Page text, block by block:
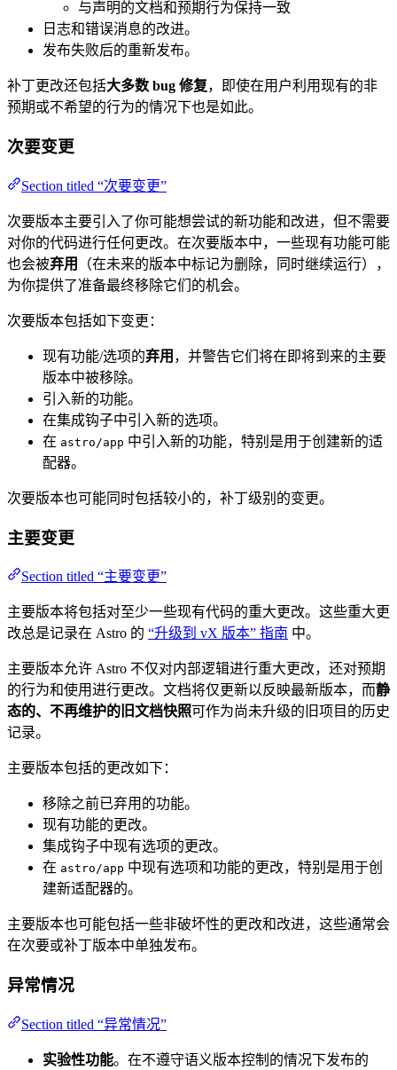
与声明的文档和预期行为保持一致
日志和错误消息的改进。
发布失败后的重新发布。
补丁更改还包括大多数 bug 修复，即使在用户利用现有的非
预期或不希望的行为的情况下也是如此。
次要变更
Section titled “次要变更”
次要版本主要引入了你可能想尝试的新功能和改进，但不需要
对你的代码进行任何更改。在次要版本中，一些现有功能可能
也会被弃用
（在未来的版本中标记为删除，同时继续运行），
为你提供了准备最终移除它们的机会。
次要版本包括如下变更：
现有功能/选项的弃用 ，并警告它们将在即将到来的主要
版本中被移除。
引入新的功能。
在集成钩子中引入新的选项。
在 astro/app 中引入新的功能，特别是用于创建新的适
配器。
次要版本也可能同时包括较小的，补丁级别的变更。
主要变更
Section titled “主要变更”
主要版本将包括对至少一些现有代码的重大更改。这些重大更
改总是记录在 Astro 的 “升级到 vX 版本” 指南 中。
主要版本允许 Astro 不仅对内部逻辑进行重大更改，还对预期
的行为和使用进行更改。文档将仅更新以反映最新版本，而静
态的、不再维护的旧文档快照可作为尚未升级的旧项目的历史
记录。
主要版本包括的更改如下：
移除之前已弃用的功能。
现有功能的更改。
集成钩子中现有选项的更改。
在 astro/app 中现有选项和功能的更改，特别是用于创
建新适配器的。
主要版本也可能包括一些非破坏性的更改和改进，这些通常会
在次要或补丁版本中单独发布。
异常情况
Section titled “异常情况”
实验性功能。在不遵守语义版本控制的情况下发布的